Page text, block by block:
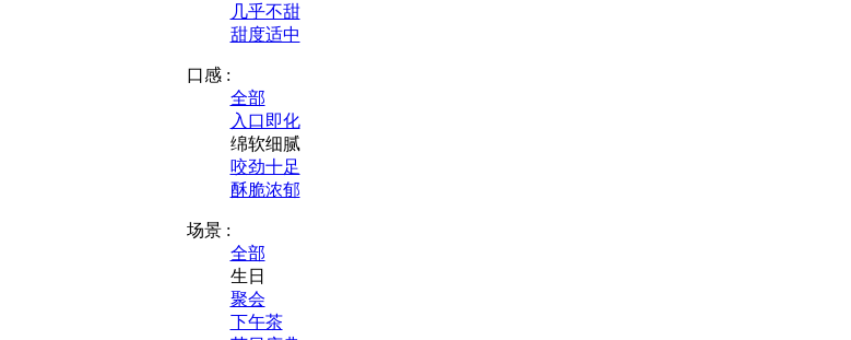
几乎不甜
甜度适中
口感 :
全部
入口即化
绵软细腻
咬劲十足
酥脆浓郁
场景 :
全部
生日
聚会
下午茶